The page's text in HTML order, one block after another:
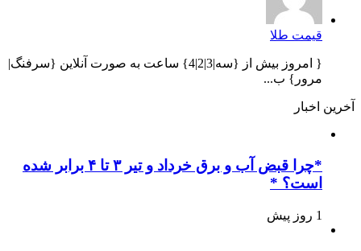
قیمت طلا
{ امروز بیش از {سه|3|2|4} ساعت به صورت آنلاین {سرفنگ|
مرور} ب...
آخرین اخبار
*چرا قبض آب و برق خرداد و تیر ۳ تا ۴ برابر شده
است؟ *
1 روز پیش